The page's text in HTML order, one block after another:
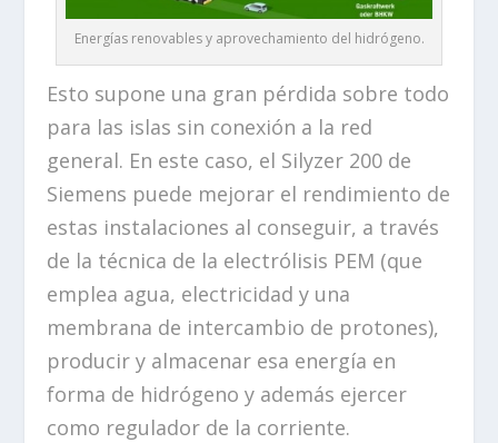
Energías renovables y aprovechamiento del hidrógeno.
Esto supone una gran pérdida sobre todo
para las islas sin conexión a la red
general. En este caso, el Silyzer 200 de
Siemens puede mejorar el rendimiento de
estas instalaciones al conseguir, a través
de la técnica de la electrólisis PEM (que
emplea agua, electricidad y una
membrana de intercambio de protones),
producir y almacenar esa energía en
forma de hidrógeno y además ejercer
como regulador de la corriente.